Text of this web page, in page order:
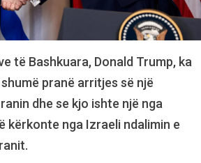
të Bashkuara, Donald Trump, ka
pranë arritjes së një
dhe se kjo ishte një nga
kërkonte nga Izraeli ndalimin e